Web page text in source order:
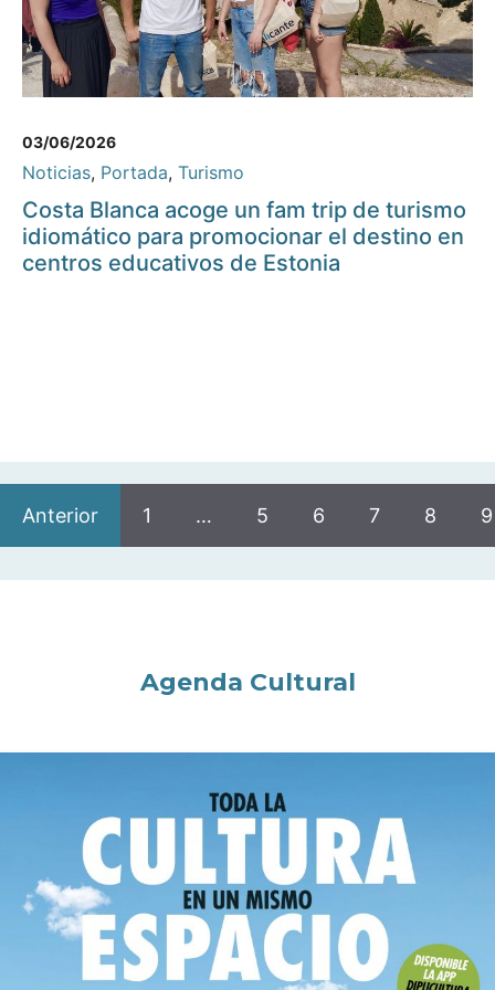
03/06/2026
Noticias, Portada, Turismo
Costa Blanca acoge un fam trip de turismo
idiomático para promocionar el destino en
centros educativos de Estonia
Anterior 1 … 5 6 7 8 9
Agenda Cultural